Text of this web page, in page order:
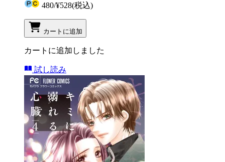
480/¥528(税込)
カートに追加
カートに追加しました
試し読み